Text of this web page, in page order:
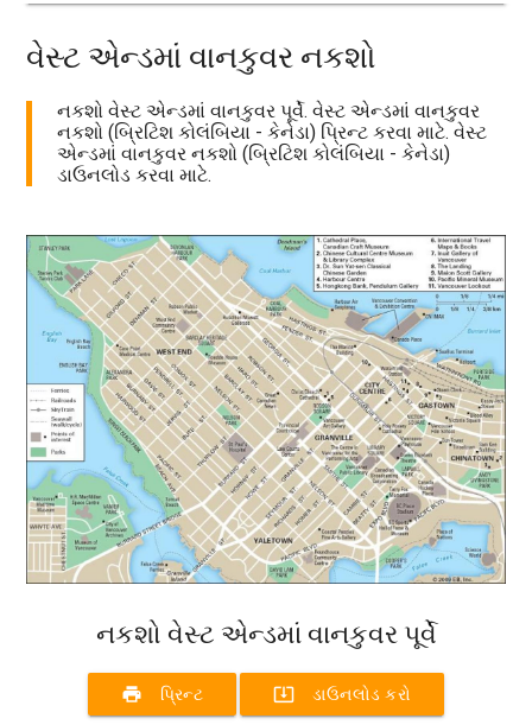
વેસ્ટ એન્ડમાં વાનકુવર નકશો
નકશો વેસ્ટ એન્ડમાં વાનકુવર પૂર્વે. વેસ્ટ એન્ડમાં વાનકુવર
નકશો (બ્રિટિશ કોલંબિયા - કેનેડા) પ્રિન્ટ કરવા માટે. વેસ્ટ
એન્ડમાં વાનકુવર નકશો (બ્રિટિશ કોલંબિયા - કેનેડા)
ડાઉનલોડ કરવા માટે.
નકશો વેસ્ટ એન્ડમાં વાનકુવર પૂર્વે
print પ્રિન્ટ system_update_alt ડાઉનલોડ કરો